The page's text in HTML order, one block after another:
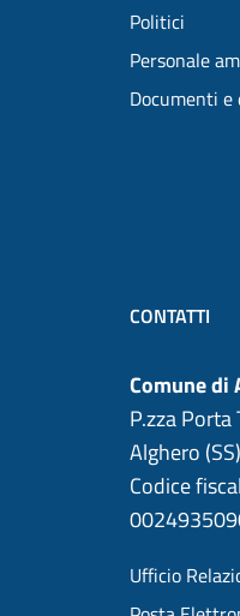
Politici
Personale
Documenti e
CONTATTI
Comune di
P.zza
Alghero (SS)
Codice
Ufficio